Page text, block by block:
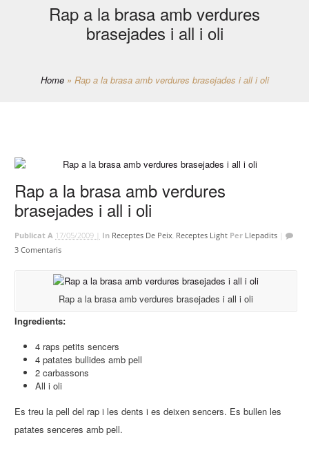
Rap a la brasa amb verdures
brasejades i all i oli
Home » Rap a la brasa amb verdures brasejades i all i oli
Rap a la brasa amb verdures
brasejades i all i oli
Publicat A 17/05/2009 | In Receptes De Peix Receptes Light Per Llepadits
3 Comentaris
Rap a la brasa amb verdures brasejades i all i oli
Ingredients:
4 raps petits sencers
4 patates bullides amb pell
2 carbassons
All i oli
Es treu la pell del rap i les dents i es deixen sencers. Es bullen les
patates senceres amb pell.